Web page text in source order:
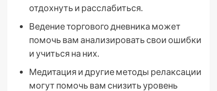
отдохнуть и расслабиться.
Ведение торгового дневника может
помочь вам анализировать свои ошибки
и учиться на них.
Медитация и другие методы релаксации
могут помочь вам снизить уровень